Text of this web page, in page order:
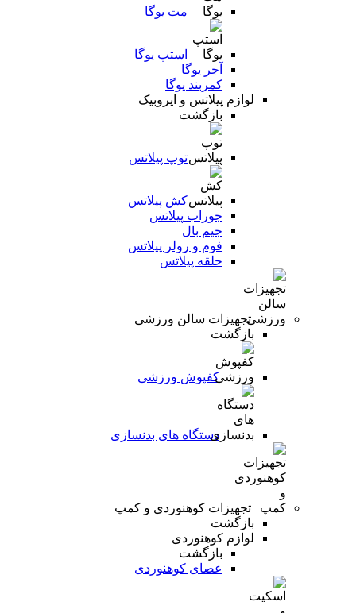
مت یوگا
استپ یوگا
آجر یوگا
کمربند یوگا
لوازم پیلاتس و ایروبیک
بازگشت
توپ پیلاتس
کش پیلاتس
جوراب پیلاتس
جیم بال
فوم و رولر پیلاتس
حلقه پیلاتس
تجهیزات سالن ورزشی
بازگشت
کفپوش ورزشی
دستگاه های بدنسازی
تجهیزات کوهنوردی و کمپ
بازگشت
لوازم کوهنوردی
بازگشت
عصای کوهنوردی